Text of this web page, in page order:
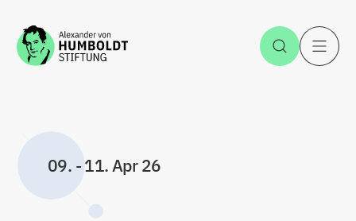
Zum Inhalt springen Suche
09. -11. Apr 26